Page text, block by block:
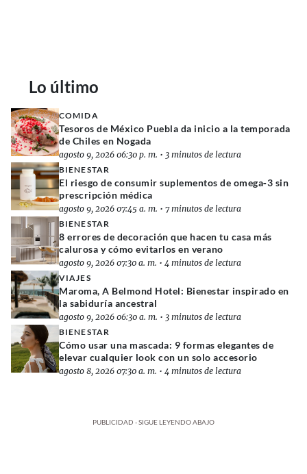
Lo último
COMIDA
Tesoros de México Puebla da inicio a la temporada
de Chiles en Nogada
agosto 9, 2026 06:30 p. m. • 3 minutos de lectura
BIENESTAR
El riesgo de consumir suplementos de omega‑3 sin
prescripción médica
agosto 9, 2026 07:45 a. m. • 7 minutos de lectura
BIENESTAR
8 errores de decoración que hacen tu casa más
calurosa y cómo evitarlos en verano
agosto 9, 2026 07:30 a. m. • 4 minutos de lectura
VIAJES
Maroma, A Belmond Hotel: Bienestar inspirado en
la sabiduría ancestral
agosto 9, 2026 06:30 a. m. • 3 minutos de lectura
BIENESTAR
Cómo usar una mascada: 9 formas elegantes de
elevar cualquier look con un solo accesorio
agosto 8, 2026 07:30 a. m. • 4 minutos de lectura
PUBLICIDAD - SIGUE LEYENDO ABAJO